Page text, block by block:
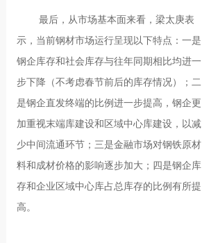
最后，从市场基本面来看，梁太庚表
示，当前钢材市场运行呈现以下特点：一是
钢企库存和社会库存与往年同期相比均进一
步下降（不考虑春节前后的库存情况）；二
是钢企直发终端的比例进一步提高，钢企更
加重视末端库建设和区域中心库建设，以减
少中间流通环节；三是金融市场对钢铁原材
料和成材价格的影响逐步加大；四是钢企库
存和企业区域中心库占总库存的比例有所提
高。